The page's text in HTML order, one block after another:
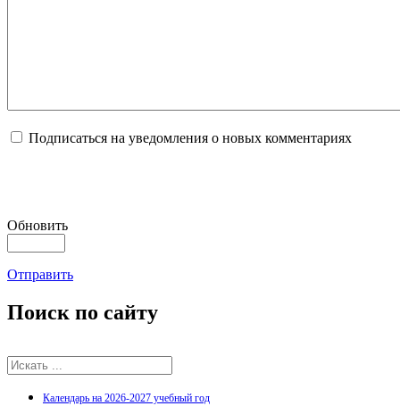
Подписаться на уведомления о новых комментариях
Обновить
Отправить
Поиск по сайту
Календарь на 2026-2027 учебный год